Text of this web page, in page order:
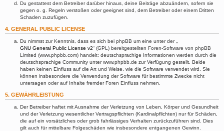
Du gestattest dem Betreiber darüber hinaus, deine Beiträge abzuändern, sofern sie
gegen o. g. Regeln verstoßen oder geeignet sind, dem Betreiber oder einem Dritten
Schaden zuzufügen.
4. GENERAL PUBLIC LICENSE
Du nimmst zur Kenntnis, dass es sich bei phpBB um eine unter der „
GNU General Public License v2“ (GPL) bereitgestellten Foren-Software von phpBB
Limited (www.phpbb.com) handelt; deutschsprachige Informationen werden durch die
deutschsprachige Community unter www.phpbb.de zur Verfügung gestellt. Beide
haben keinen Einfluss auf die Art und Weise, wie die Software verwendet wird. Sie
können insbesondere die Verwendung der Software für bestimmte Zwecke nicht
untersagen oder auf Inhalte fremder Foren Einfluss nehmen.
5. GEWÄHRLEISTUNG
Der Betreiber haftet mit Ausnahme der Verletzung von Leben, Körper und Gesundheit
und der Verletzung wesentlicher Vertragspflichten (Kardinalpflichten) nur für Schäden,
die auf ein vorsätzliches oder grob fahrlässiges Verhalten zurückzuführen sind. Dies
gilt auch für mittelbare Folgeschäden wie insbesondere entgangenen Gewinn.